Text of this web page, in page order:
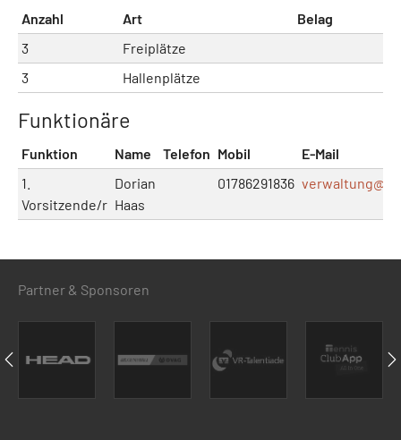
Anzahl Art
Belag
3
Freiplätze
3
Hallenplätze
Funktionäre
Funktion Name Telefon Mobil
E-Mail
1.
Vorsitzende/r
Dorian
Haas
01786291836 verwaltung@
Partner & Sponsoren